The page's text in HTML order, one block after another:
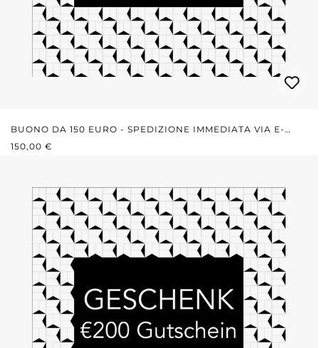
BUONO DA 150 EURO - SPEDIZIONE IMMEDIATA VIA E-
MAIL
PREZZO NORMALE:
150,00 €